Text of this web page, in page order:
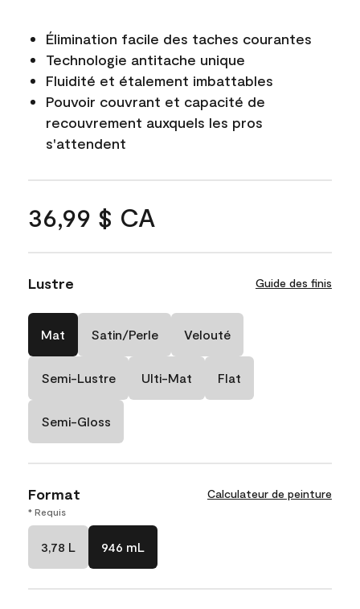
Élimination facile des taches courantes
Technologie antitache unique
Fluidité et étalement imbattables
Pouvoir couvrant et capacité de
recouvrement auxquels les pros
s'attendent
36,99 $ CA
Lustre Guide des finis
Mat Satin/Perle Velouté
Semi-Lustre Ulti-Mat Flat
Semi-Gloss
Format Calculateur de peinture
* Requis
3,78 L 946 mL